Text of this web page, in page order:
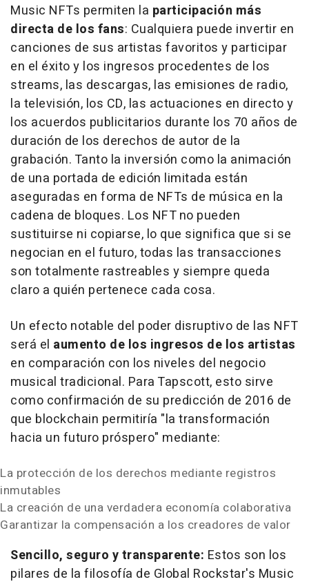
Music NFTs permiten la participación más
directa de los fans: Cualquiera puede invertir en
canciones de sus artistas favoritos y participar
en el éxito y los ingresos procedentes de los
streams, las descargas, las emisiones de radio,
la televisión, los CD, las actuaciones en directo y
los acuerdos publicitarios durante los 70 años de
duración de los derechos de autor de la
grabación. Tanto la inversión como la animación
de una portada de edición limitada están
aseguradas en forma de NFTs de música en la
cadena de bloques. Los NFT no pueden
sustituirse ni copiarse, lo que significa que si se
negocian en el futuro, todas las transacciones
son totalmente rastreables y siempre queda
claro a quién pertenece cada cosa.
Un efecto notable del poder disruptivo de las NFT
será el aumento de los ingresos de los artistas
en comparación con los niveles del negocio
musical tradicional. Para Tapscott, esto sirve
como confirmación de su predicción de 2016 de
que blockchain permitiría "la transformación
hacia un futuro próspero" mediante:
La protección de los derechos mediante registros
inmutables
La creación de una verdadera economía colaborativa
Garantizar la compensación a los creadores de valor
Sencillo, seguro y transparente: Estos son los
pilares de la filosofía de Global Rockstar's Music